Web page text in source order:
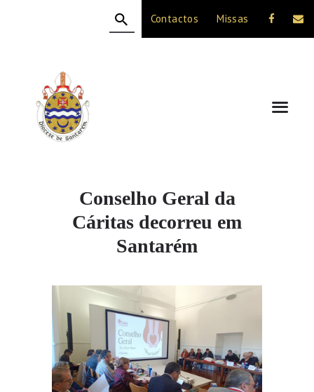
Contactos Missas
Conselho Geral da
Cáritas decorreu em
Santarém
A DIOCESE
CELEBRAÇÃO
VIDA CRISTÃ
NOTÍCIAS